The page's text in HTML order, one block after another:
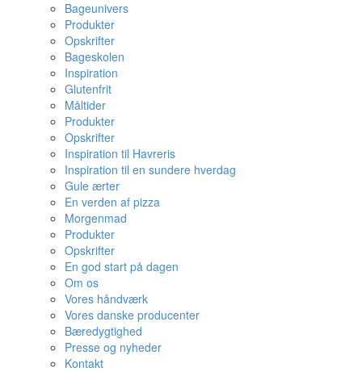
Bageunivers
Produkter
Opskrifter
Bageskolen
Inspiration
Glutenfrit
Måltider
Produkter
Opskrifter
Inspiration til Havreris
Inspiration til en sundere hverdag
Gule ærter
En verden af pizza
Morgenmad
Produkter
Opskrifter
En god start på dagen
Om os
Vores håndværk
Vores danske producenter
Bæredygtighed
Presse og nyheder
Kontakt